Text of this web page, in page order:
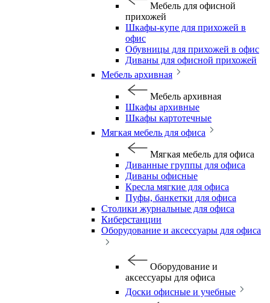
Мебель для офисной
прихожей
Шкафы-купе для прихожей в
офис
Обувницы для прихожей в офис
Диваны для офисной прихожей
Мебель архивная
Мебель архивная
Шкафы архивные
Шкафы картотечные
Мягкая мебель для офиса
Мягкая мебель для офиса
Диванные группы для офиса
Диваны офисные
Кресла мягкие для офиса
Пуфы, банкетки для офиса
Столики журнальные для офиса
Киберстанции
Оборудование и аксессуары для офиса
Оборудование и
аксессуары для офиса
Доски офисные и учебные